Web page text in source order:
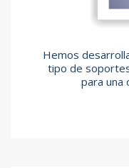
Hemos
tipo de
para una